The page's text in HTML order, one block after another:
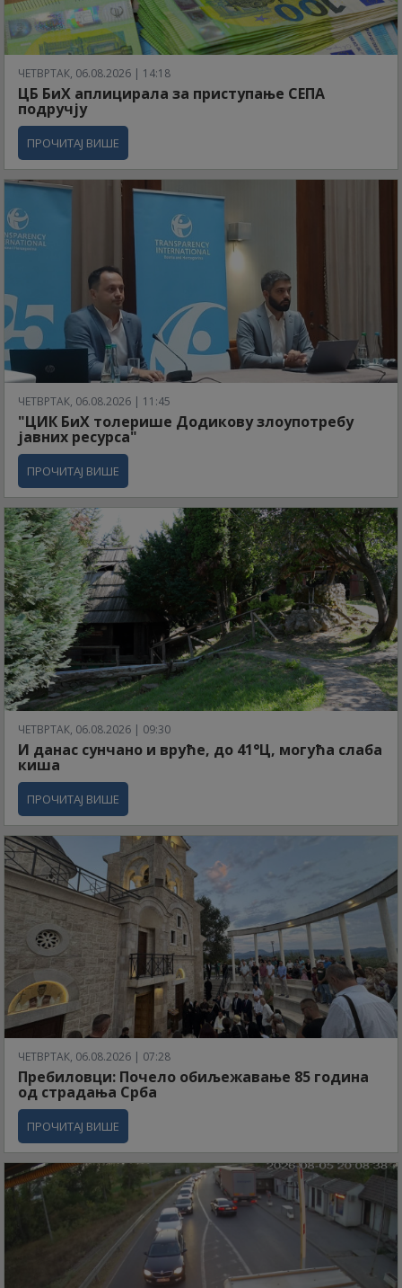
ЧЕТВРТАК, 06.08.2026 | 14:18
ЦБ БиХ аплицирала за приступање СЕПА
подручју
ПРОЧИТАЈ ВИШЕ
ЧЕТВРТАК, 06.08.2026 | 11:45
"ЦИК БиХ толерише Додикову злоупотребу
јавних ресурса"
ПРОЧИТАЈ ВИШЕ
ЧЕТВРТАК, 06.08.2026 | 09:30
И данас сунчано и вруће, до 41°Ц, могућа слаба
киша
ПРОЧИТАЈ ВИШЕ
ЧЕТВРТАК, 06.08.2026 | 07:28
Пребиловци: Почело обиљежавање 85 година
од страдања Срба
ПРОЧИТАЈ ВИШЕ